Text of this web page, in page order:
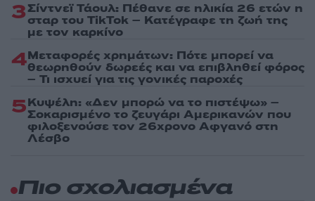
3Σίντνεϊ Τάουλ: Πέθανε σε ηλικία 26 ετών η
σταρ του TikTok – Kατέγραφε τη ζωή της
με τον καρκίνο
4Μεταφορές χρημάτων: Πότε μπορεί να
θεωρηθούν δωρεές και να επιβληθεί φόρος
– Τι ισχυεί για τις γονικές παροχές
5Κυψέλη: «Δεν μπορώ να το πιστέψω» –
Σοκαρισμένο το ζευγάρι Αμερικανών που
φιλοξενούσε τον 26χρονο Αφγανό στη
Λέσβο
Πιο σχολιασμένα